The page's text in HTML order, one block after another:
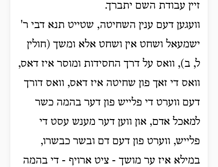
זיין עבודת השם יתברך.
וועגען דעם ענין השחיטה, שטייט תנא דבי ר'
ישמעאל ושחט אין ושחט אלא ומשך (חולין
ל, ב), וואס על דרך החסידות ומוסר איז דאס,
וואס די זאך פון שחיטה איז דאס, וואס דורך
דעם ווערט די פלייש פון דער בהמה כשר
למאכל אדם, און ווען דער מענש עסט די
פלייש, ווערט פון דעם דם ובשר כבשרו,
במילא איז ער מושך - ציט ארויף - די בהמה